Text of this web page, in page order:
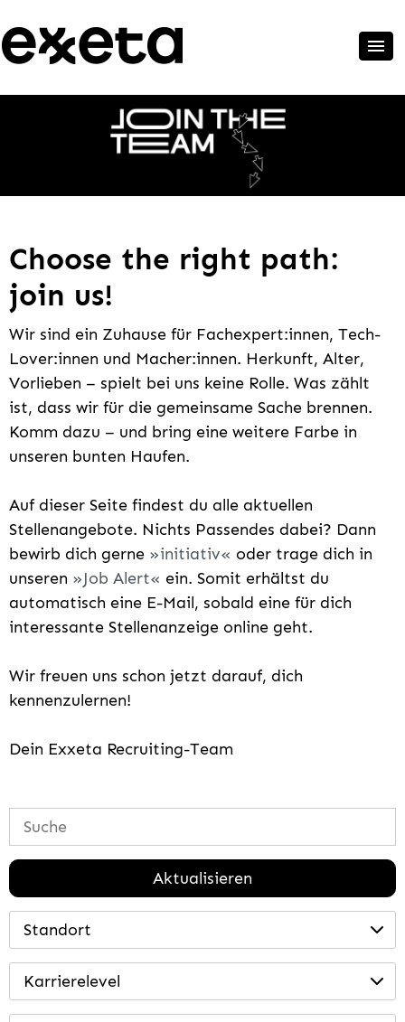
Choose the right path:
join us!
Wir sind ein Zuhause für Fachexpert:innen, Tech-
Lover:innen und Macher:innen. Herkunft, Alter,
Vorlieben – spielt bei uns keine Rolle. Was zählt
ist, dass wir für die gemeinsame Sache brennen.
Komm dazu – und bring eine weitere Farbe in
unseren bunten Haufen.
Auf dieser Seite findest du alle aktuellen
Stellenangebote. Nichts Passendes dabei? Dann
bewirb dich gerne
initiativ
oder trage dich in
unseren
Job Alert
ein. Somit erhältst du
automatisch eine E-Mail, sobald eine für dich
interessante Stellenanzeige online geht.
Wir freuen uns schon jetzt darauf, dich
kennenzulernen!
Dein Exxeta Recruiting-Team
Aktualisieren
Standort
Karrierelevel